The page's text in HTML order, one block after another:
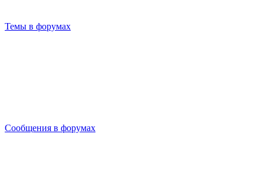
Темы в форумах
Сообщения в форумах